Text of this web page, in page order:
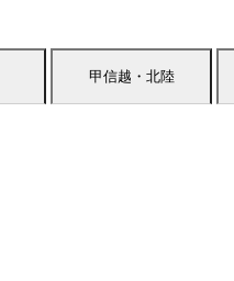
甲信越・北陸